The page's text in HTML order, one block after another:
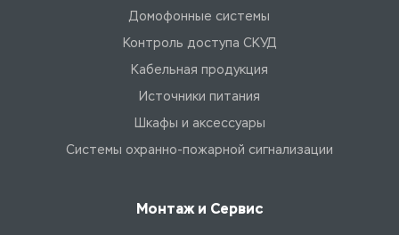
Домофонные системы
Контроль доступа СКУД
Кабельная продукция
Источники питания
Шкафы и аксессуары
Системы охранно-пожарной сигнализации
Монтаж и Сервис